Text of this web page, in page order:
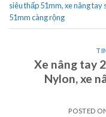
siêu thấp 51mm,xe nâng tay
51mm càng rộng
Xe nâng tay
Nylon, xe
POSTED